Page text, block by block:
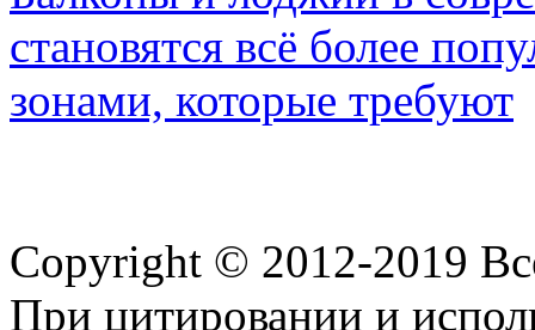
становятся всё более
зонами, которые требуют
Copyright © 2012-2019
При цитировании и